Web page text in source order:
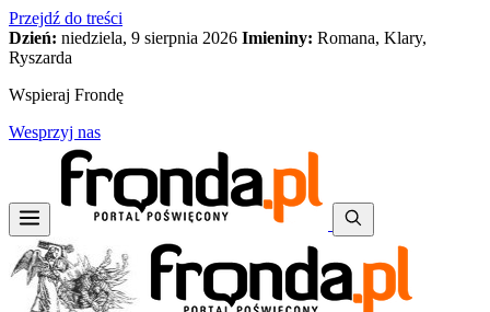
Przejdź do treści
Dzień: niedziela, 9 sierpnia 2026 Imieniny: Romana, Klary,
Ryszarda
Wspieraj Frondę
Wesprzyj nas